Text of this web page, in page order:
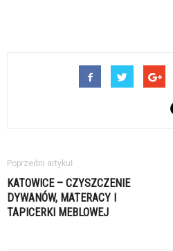
Poprzedni artykuł
KATOWICE – CZYSZCZENIE
DYWANÓW, MATERACY I
TAPICERKI MEBLOWEJ